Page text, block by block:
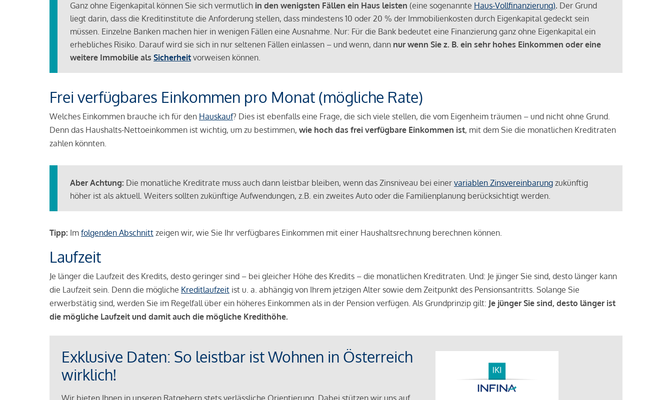
Ganz ohne Eigenkapital können Sie sich vermutlich in den wenigsten Fällen ein Haus leisten (eine sogenannte Haus-Vollfinanzierung). Der Grund
liegt darin, dass die Kreditinstitute die Anforderung stellen, dass mindestens 10 oder 20 % der Immobilienkosten durch Eigenkapital gedeckt sein
müssen. Einzelne Banken machen hier in wenigen Fällen eine Ausnahme. Nur: Für die Bank bedeutet eine Finanzierung ganz ohne Eigenkapital ein
erhebliches Risiko. Darauf wird sie sich in nur seltenen Fällen einlassen – und wenn, dann nur wenn Sie z. B. ein sehr hohes Einkommen oder eine
weitere Immobilie als Sicherheit vorweisen können.
Frei verfügbares Einkommen pro Monat (mögliche Rate)
Welches Einkommen brauche ich für den Hauskauf? Dies ist ebenfalls eine Frage, die sich viele stellen, die vom Eigenheim träumen – und nicht ohne Grund.
Denn das Haushalts-Nettoeinkommen ist wichtig, um zu bestimmen, wie hoch das frei verfügbare Einkommen ist, mit dem Sie die monatlichen Kreditraten
zahlen könnten.
Aber Achtung: Die monatliche Kreditrate muss auch dann leistbar bleiben, wenn das Zinsniveau bei einer variablen Zinsvereinbarung zukünftig
höher ist als aktuell. Weiters sollten zukünftige Aufwendungen, z.B. ein zweites Auto oder die Familienplanung berücksichtigt werden.
Tipp: Im folgenden Abschnitt zeigen wir, wie Sie Ihr verfügbares Einkommen mit einer Haushaltsrechnung berechnen können.
Laufzeit
Je länger die Laufzeit des Kredits, desto geringer sind – bei gleicher Höhe des Kredits – die monatlichen Kreditraten. Und: Je jünger Sie sind, desto länger kann
die Laufzeit sein. Denn die mögliche Kreditlaufzeit ist u. a. abhängig von Ihrem jetzigen Alter sowie dem Zeitpunkt des Pensionsantritts. Solange Sie
erwerbstätig sind, werden Sie im Regelfall über ein höheres Einkommen als in der Pension verfügen. Als Grundprinzip gilt: Je jünger Sie sind, desto länger ist
die mögliche Laufzeit und damit auch die mögliche Kredithöhe.
Exklusive Daten: So leistbar ist Wohnen in Österreich
wirklich!